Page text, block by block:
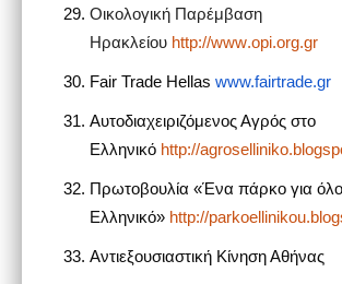
Οικολογική Παρέμβαση
Ηρακλείου http://www.opi.org.gr
Fair Trade Hellas www.fairtrade.gr
Αυτοδιαχειριζόμενος Αγρός στο
Ελληνικό http://agroselliniko.
Πρωτοβουλία «Ένα πάρκο για
Ελληνικό» http://parkoellinikou.
Αντιεξουσιαστική Κίνηση Αθήνας